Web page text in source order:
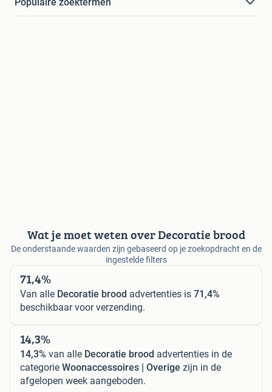
Wat je moet weten over Decoratie brood
De onderstaande waarden zijn gebaseerd op je zoekopdracht en de
ingestelde filters
71,4%
Van alle Decoratie brood advertenties is 71,4%
beschikbaar voor verzending.
14,3%
14,3% van alle Decoratie brood advertenties in de
categorie Woonaccessoires | Overige zijn in de
afgelopen week aangeboden.